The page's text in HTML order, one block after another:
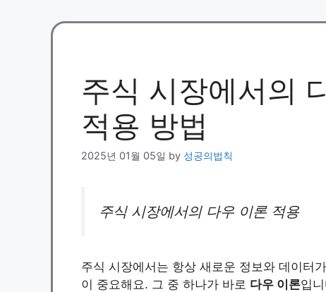
주식 시장에서의
적용 방법
2025년 01월 05일 by 성공의법칙
주식 시장에서의 다우 이론 적용
주식 시장에서는 항상 새로운 정보와 데이터
이 중요해요. 그 중 하나가 바로 다우 이론입